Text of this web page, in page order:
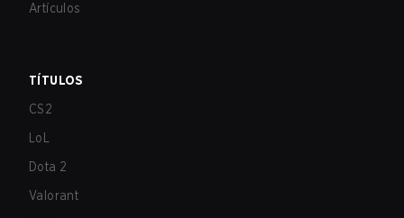
Artículos
TÍTULOS
CS2
LoL
Dota 2
Valorant